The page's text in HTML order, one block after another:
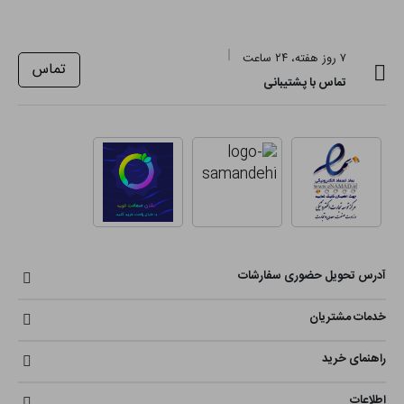
۷ روز هفته، ۲۴ ساعت
تماس با پشتیبانی
تماس
آدرس تحویل حضوری سفارشات
خدمات مشتریان
راهنمای خرید
اطلاعات